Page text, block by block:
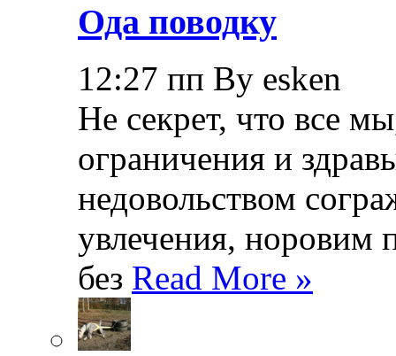
Ода поводку
12:27 пп By esken
Не секрет, что все
ограничения и
недовольством
увлечения, норовим
без Read More »